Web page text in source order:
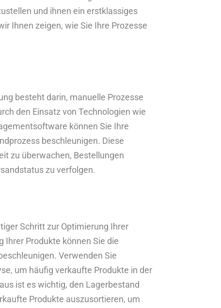
und ihnen ein erstklassiges
Ihnen zeigen, wie Sie Ihre Prozesse
besteht darin, manuelle Prozesse
den Einsatz von Technologien wie
können Sie Ihre
beschleunigen. Diese
zu überwachen, Bestellungen
zu verfolgen.
Schritt zur Optimierung Ihrer
Ihrer Produkte können Sie die
Verwenden Sie
um häufig verkaufte Produkte in der
ist es wichtig, den Lagerbestand
Produkte auszusortieren, um